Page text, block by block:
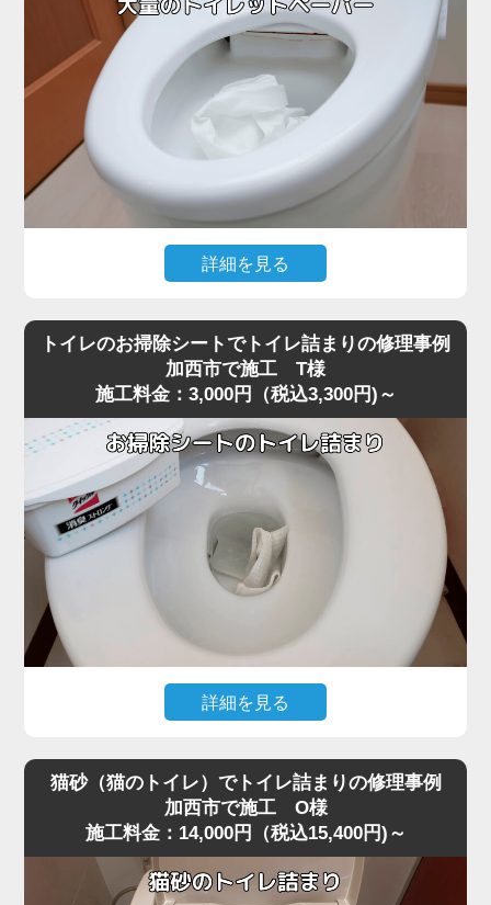
詳細を見る
下がらなくなり、トイレが全く使えなくなったというご相
現場に到着して状況を確認すると、便器の奥でペーパーが
大きな塊になっており、ラバーカップでは全く動かないほ
ど強く噛み込んでいる状態でした。
最近の節水型トイレは水量が少ないため、加西市周辺でも
大量のトイレットペーパーがS字カーブの奥で団子状に固
まり、手前には見えない位置で完全に閉塞を起こすケース
が増えています。
こうした奥の詰まりは家庭用の道具では届かず、無理に押
すと内部でさらに強く詰まってしまうことがあります。
今回は業務用の高圧ポンプを使用し、詰まりの核心部分へ
圧力を段階的にかける方法で作業を行いました。
急激に圧力を加えると便器に負担がかかるため、内部の抵
抗を確認しながら慎重に数回加圧。
押し流されて一気に通水が回復しました。
作業後は複数回の排水テストも行い、逆流・異音・水位の
異常がないことを確認し、安心して使用できる状態に復
旧。
最後に、再発防止策として「トイレットペーパーは2～3回
トイレのお掃除シートでトイレ詰まりの修理事例
加西市で施工 T様
施工料金：3,000円（税込3,300円)～
詳細を見る
水位が上がったまま下がらなくなり、トイレが完全に詰ま
ってしまったというご相談がありました。
現場を確認すると、便器の奥でシートがしっかりと引っ掛
かり、手前の見える部分ではなくS字奥で固く詰まってい
る状態でした。
猫砂（猫のトイレ）でトイレ詰まりの修理事例
加西市で施工 O様
施工料金：14,000円（税込15,400円)～